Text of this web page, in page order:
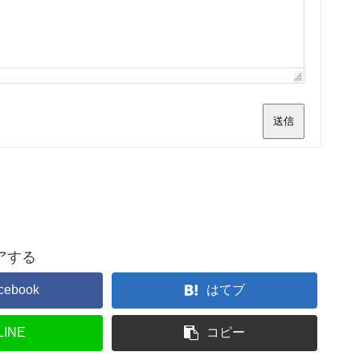
送信
する
はてブ
LINE コピー